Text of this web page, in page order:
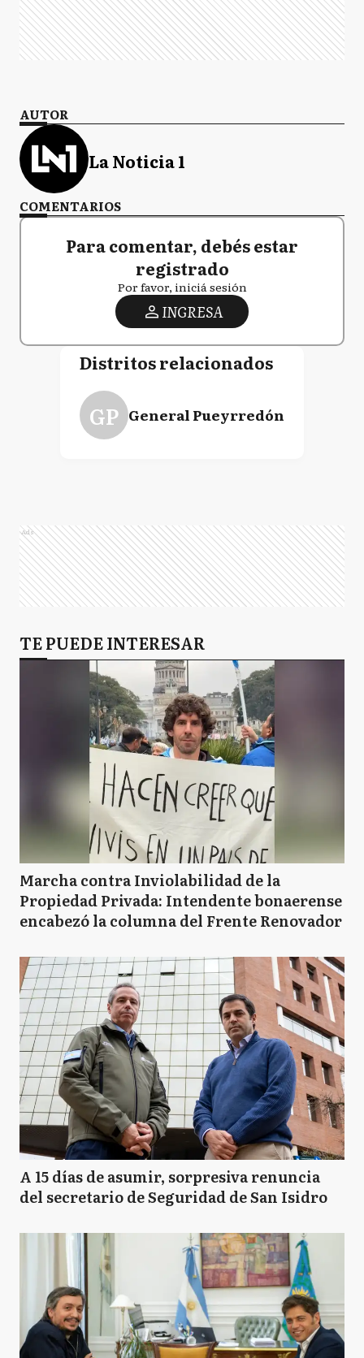
AUTOR
La Noticia 1
COMENTARIOS
Para comentar, debés estar
registrado
Por favor, iniciá sesión
INGRESA
Distritos relacionados
GP General Pueyrredón
Ads
TE PUEDE INTERESAR
Marcha contra Inviolabilidad de la
Propiedad Privada: Intendente bonaerense
encabezó la columna del Frente Renovador
A 15 días de asumir, sorpresiva renuncia
del secretario de Seguridad de San Isidro